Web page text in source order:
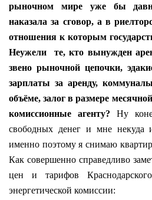
рыночном мире уже бы
наказала за сговор, а в
отношения к которым
Неужели
те, кто вынужден
звено рыночной цепочки,
зарплаты за аренду,
объёме, залог в размере
комиссионные агенту? Ну
свободных денег и мне некуда
именно поэтому я снимаю
Как совершенно справедливо
цен и тарифов
энергетической комиссии: